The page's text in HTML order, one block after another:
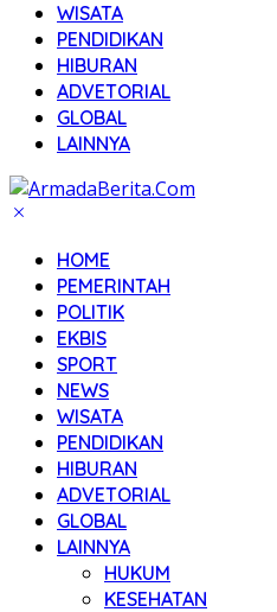
WISATA
PENDIDIKAN
HIBURAN
ADVETORIAL
GLOBAL
LAINNYA
HOME
PEMERINTAH
POLITIK
EKBIS
SPORT
NEWS
WISATA
PENDIDIKAN
HIBURAN
ADVETORIAL
GLOBAL
LAINNYA
HUKUM
KESEHATAN